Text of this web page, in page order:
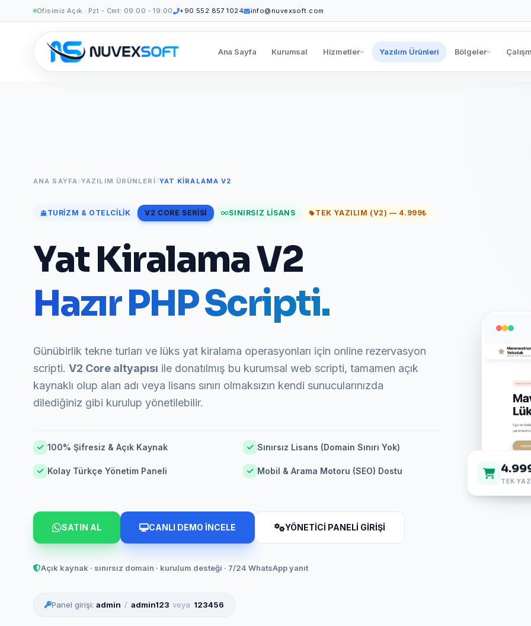
Ofisimiz Açık · Pzt - Cmt: 09:00 - 19:00 +90 552 857 1024 info@nuvexsoft.com
Ana Sayfa Kurumsal Hizmetler Yazılım Ürünleri Bölgeler
ANA SAYFA YAZILIM ÜRÜNLERI YAT KIRALAMA V2
TURIZM & OTELCILIK V2 CORE SERISI SINIRSIZ LISANS TEK YAZILIM (V2) — 4.999₺
Yat Kiralama V2
Hazır PHP Scripti.
Günübirlik tekne turları ve lüks yat kiralama operasyonları için online rezervasyon
scripti. V2 Core altyapısı ile donatılmış bu kurumsal web scripti, tamamen açık
kaynaklı olup alan adı veya lisans sınırı olmaksızın kendi sunucularınızda
dilediğiniz gibi kurulup yönetilebilir.
100% Şifresiz & Açık Kaynak Sınırsız Lisans (Domain Sınırı Yok)
Kolay Türkçe Yönetim Paneli Mobil & Arama Motoru (SEO) Dostu
SATIN AL CANLI DEMO İNCELE YÖNETİCİ PANELİ GİRİŞİ
Açık kaynak · sınırsız domain · kurulum desteği · 7/24 WhatsApp yanıt
Panel girişi:admin / admin123 veya 123456
TEK